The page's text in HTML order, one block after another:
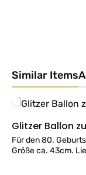
Similar Items
Produktgalerie
Glitzer Ballon
Für den 80.
Größe ca. 43cm.